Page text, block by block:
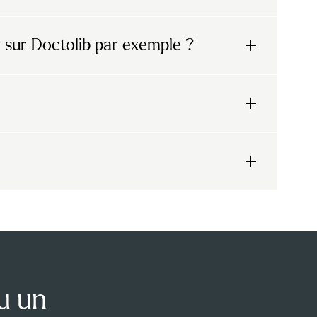
Doctolib par exemple ?
un